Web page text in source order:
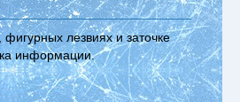
лезвиях и заточке
информации.